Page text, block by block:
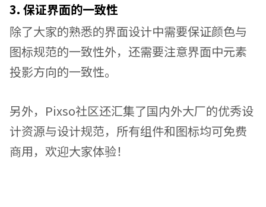
3. 保证界面的一致性
除了大家的熟悉的界面设计中需要保证颜色与
图标规范的一致性外，还需要注意界面中元素
投影方向的一致性。
另外，Pixso社区还汇集了国内外大厂的优秀设
计资源与设计规范，所有组件和图标均可免费
商用，欢迎大家体验！